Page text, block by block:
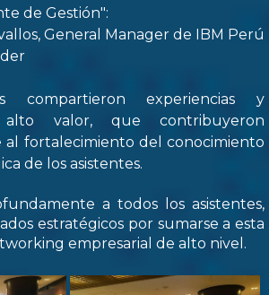
de Gestión":
General Manager de IBM Perú
compartieron experiencias y
valor, que contribuyeron
al fortalecimiento del conocimiento
de los asistentes.
a todos los asistentes,
estratégicos por sumarse a esta
empresarial de alto nivel.